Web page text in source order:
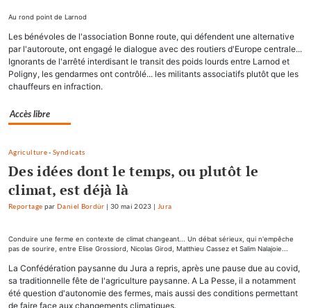
Au rond point de Larnod
Les bénévoles de l'association Bonne route, qui défendent une alternative
par l'autoroute, ont engagé le dialogue avec des routiers d'Europe centrale...
Ignorants de l'arrêté interdisant le transit des poids lourds entre Larnod et
Poligny, les gendarmes ont contrôlé... les militants associatifs plutôt que les
chauffeurs en infraction.
Accès libre
Agriculture-Syndicats
Des idées dont le temps, ou plutôt le
climat, est déjà là
Reportage par Daniel Bordür 30 mai 2023 Jura
Conduire une ferme en contexte de climat changeant... Un débat sérieux, qui n'empêche
pas de sourire, entre Elise Grossiord, Nicolas Girod, Matthieu Cassez et Salim Nalajoie...
La Confédération paysanne du Jura a repris, après une pause due au covid,
sa traditionnelle fête de l'agriculture paysanne. A La Pesse, il a notamment
été question d'autonomie des fermes, mais aussi des conditions permettant
de faire face aux changements climatiques.